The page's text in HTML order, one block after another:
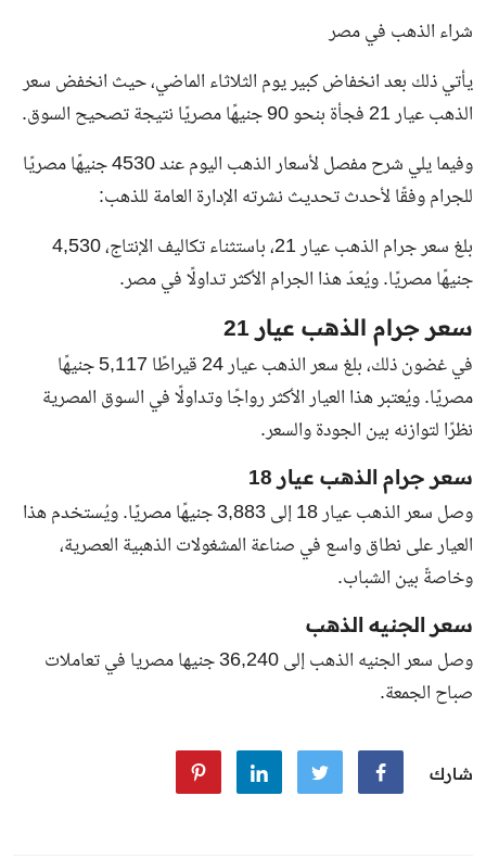
شراء الذهب في مصر
يأتي ذلك بعد انخفاض كبير يوم الثلاثاء الماضي، حيث انخفض سعر
الذهب عيار 21 فجأة بنحو 90 جنيهًا مصريًا نتيجة تصحيح السوق.
وفيما يلي شرح مفصل لأسعار الذهب اليوم عند 4530 جنيهًا مصريًا
للجرام وفقًا لأحدث تحديث نشرته الإدارة العامة للذهب:
بلغ سعر جرام الذهب عيار 21، باستثناء تكاليف الإنتاج، 4,530
جنيهًا مصريًا. ويُعدّ هذا الجرام الأكثر تداولًا في مصر.
سعر جرام الذهب عيار 21
في غضون ذلك، بلغ سعر الذهب عيار 24 قيراطًا 5,117 جنيهًا
مصريًا. ويُعتبر هذا العيار الأكثر رواجًا وتداولًا في السوق المصرية
نظرًا لتوازنه بين الجودة والسعر.
سعر جرام الذهب عيار 18
وصل سعر الذهب عيار 18 إلى 3,883 جنيهًا مصريًا. ويُستخدم هذا
العيار على نطاق واسع في صناعة المشغولات الذهبية العصرية،
وخاصةً بين الشباب.
سعر الجنيه الذهب
وصل سعر الجنيه الذهب إلى 36,240 جنيها مصريا في تعاملات
صباح الجمعة.
شارك